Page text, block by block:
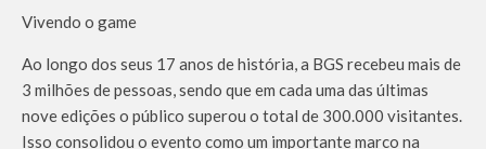
Vivendo o game
Ao longo dos seus 17 anos de história, a BGS recebeu mais de
3 milhões de pessoas, sendo que em cada uma das últimas
nove edições o público superou o total de 300.000 visitantes.
Isso consolidou o evento como um importante marco na